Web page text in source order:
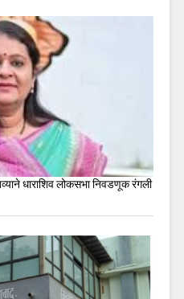
धाराशिव लोकसभा निवडणूक रंगली